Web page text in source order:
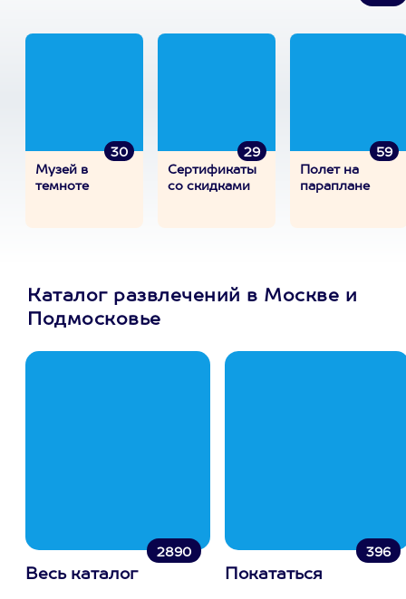
30
Музей в
темноте
29
Сертификаты
со скидками
59
Полет на
параплане
Каталог развлечений в Москве и
Подмосковье
2890
Весь каталог
396
Покататься